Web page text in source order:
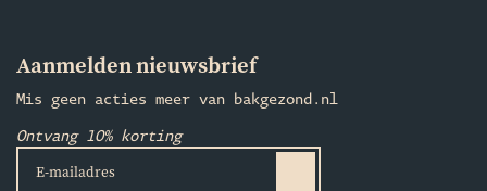
Aanmelden nieuwsbrief
Mis geen acties meer van bakgezond.nl
Ontvang 10% korting